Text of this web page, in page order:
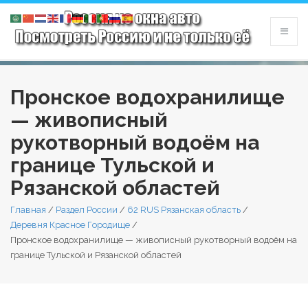
Пронское водохранилище
— живописный
рукотворный водоём на
границе Тульской и
Рязанской областей
Главная / Раздел России / 62 RUS Рязанская область /
Деревня Красное Городище /
Пронское водохранилище — живописный рукотворный водоём на
границе Тульской и Рязанской областей